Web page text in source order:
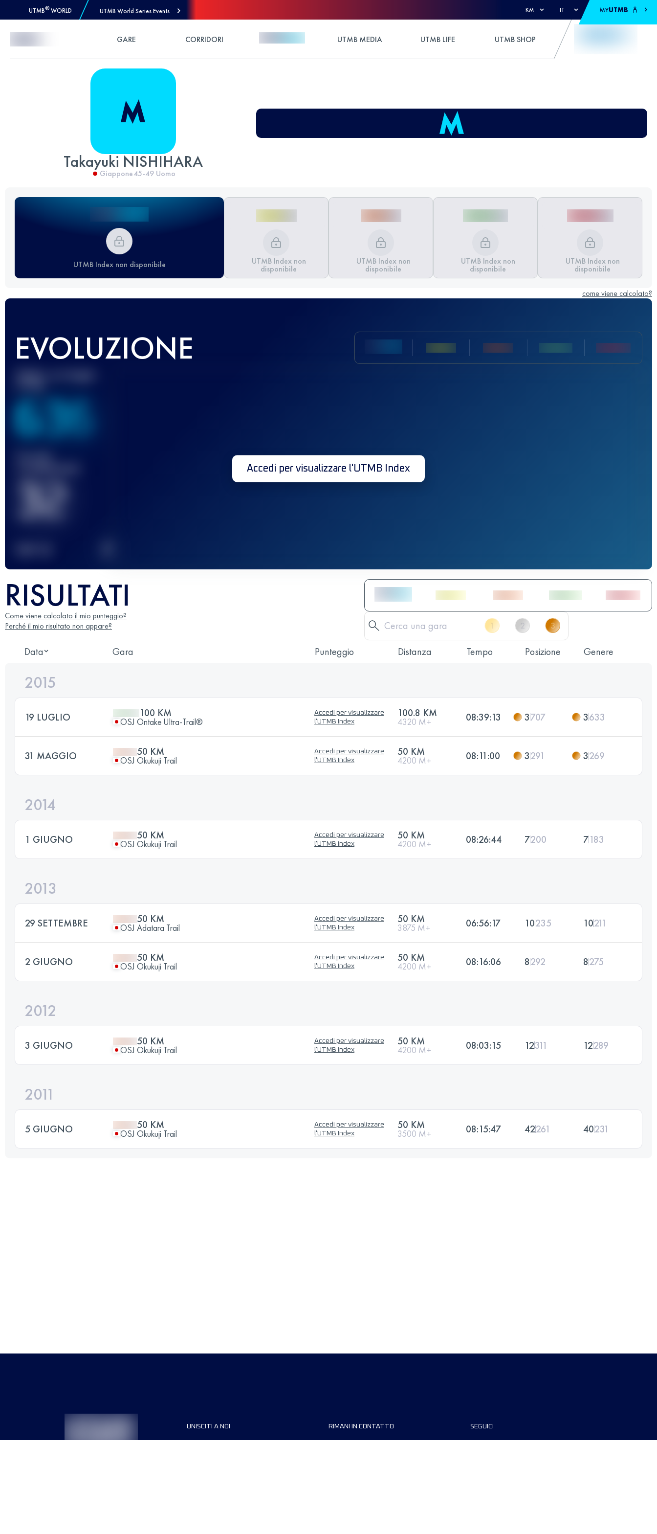
UTMB® WORLD UTMB World Series Events KM IT MYUTMB
GARE CORRIDORI UTMB MEDIA UTMB LIFE UTMB SHOP
Takayuki NISHIHARA
Giappone45-49 Uomo
UTMB Index non disponibile UTMB Index non
disponibile
UTMB Index non
disponibile
UTMB Index non
disponibile
UTMB Index non
disponibile
come viene calcolato?
EVOLUZIONE
Miglior punteggio
636
Gara(e)
32
Accedi per visualizzare l'UTMB Index
RISULTATI
Come viene calcolato il mio punteggio?
Perché il mio risultato non appare?
Data Gara Punteggio Distanza Tempo Posizione Genere
2015
19 LUGLIO 100 KM
OSJ Ontake Ultra-Trail®️
Accedi per visualizzare
l'UTMB Index
100.8 KM
4320 M+ 08:39:13 3707 3633
31 MAGGIO 50 KM
OSJ Okukuji Trail
Accedi per visualizzare
l'UTMB Index
50 KM
4200 M+ 08:11:00 3291 3269
2014
1 GIUGNO 50 KM
OSJ Okukuji Trail
Accedi per visualizzare
l'UTMB Index
50 KM
4200 M+ 08:26:44 7200 7183
2013
29 SETTEMBRE 50 KM
OSJ Adatara Trail
Accedi per visualizzare
l'UTMB Index
50 KM
3875 M+ 06:56:17 10235 10211
2 GIUGNO 50 KM
OSJ Okukuji Trail
Accedi per visualizzare
l'UTMB Index
50 KM
4200 M+ 08:16:06 8292 8275
2012
3 GIUGNO 50 KM
OSJ Okukuji Trail
Accedi per visualizzare
l'UTMB Index
50 KM
4200 M+ 08:03:15 12311 12289
2011
5 GIUGNO 50 KM
OSJ Okukuji Trail
Accedi per visualizzare
l'UTMB Index
50 KM
3500 M+ 08:15:47 42261 40231
UNISCITI A NOI RIMANI IN CONTATTO SEGUICI